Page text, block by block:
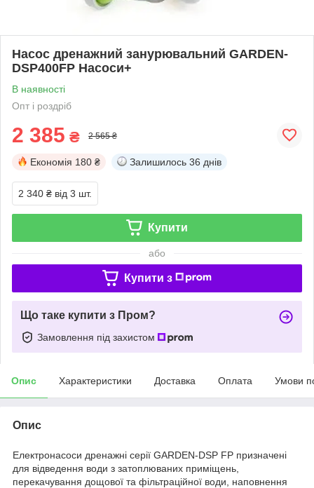
Насос дренажний занурювальний GARDEN-
DSP400FP Насоси+
В наявності
Опт і роздріб
2 385 ₴ 2 565 ₴
Економія 180 ₴ Залишилось 36 днів
2 340 ₴ від 3 шт.
Купити
або
Купити з
Що таке купити з Пром?
Замовлення під захистом
Опис Характеристики Доставка Оплата Умови
Опис
Електронасоси дренажні серії GARDEN-DSP FP призначені
для відведення води з затоплюваних приміщень,
перекачування дощової та фільтраційної води, наповнення